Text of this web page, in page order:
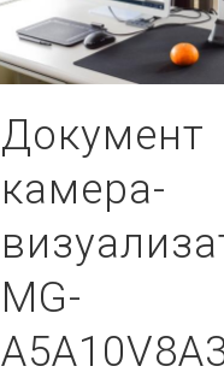
Документ
камера-
MG-